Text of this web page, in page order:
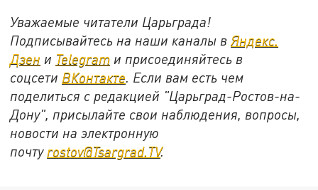
Уважаемые читатели Царьграда!
Подписывайтесь на наши каналы вЯндекс.
Дзен и Telegram и присоединяйтесь в
соцсети ВКонтакте. Если вам есть чем
поделиться с редакцией "Царьград-Ростов-на-
Дону", присылайте свои наблюдения, вопросы,
новости на электронную
почту rostov@Tsargrad.ТV.